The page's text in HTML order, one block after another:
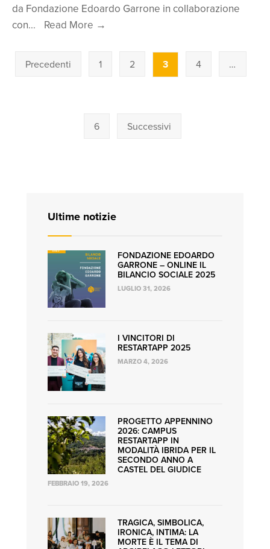
da Fondazione Edoardo Garrone in collaborazione
con... Read More →
tempo
in
Imprese
Rete
degli
Precedenti 1 2 3 4 …
6 Successivi
Ultime notizie
FONDAZIONE EDOARDO
GARRONE – ONLINE IL
BILANCIO SOCIALE 2025
LUGLIO 31, 2026
I VINCITORI DI
RESTARTAPP 2025
MARZO 4, 2026
PROGETTO APPENNINO
2026: CAMPUS
RESTARTAPP IN
MODALITÀ IBRIDA PER IL
SECONDO ANNO A
CASTEL DEL GIUDICE
FEBBRAIO 19, 2026
TRAGICA, SIMBOLICA,
IRONICA, INTIMA: LA
MORTE È IL TEMA DI